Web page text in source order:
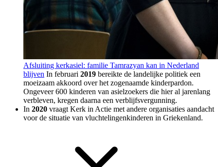
Afsluiting kerkasiel: familie Tamrazyan kan in Nederland
blijven In februari 2019 bereikte de landelijke politiek een
moeizaam akkoord over het zogenaamde kinderpardon.
Ongeveer 600 kinderen van asielzoekers die hier al jarenlang
verbleven, kregen daarna een verblijfsvergunning.
In 2020 vraagt Kerk in Actie met andere organisaties aandacht
voor de situatie van vluchtelingenkinderen in Griekenland.